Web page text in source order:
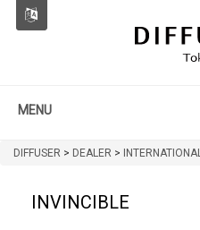
MENU
DIFFUSER > DEALER > INTERNATIONAL
INVINCIBLE